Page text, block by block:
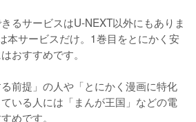
るサービスはU-NEXT以外にもありま
本サービスだけ。1巻目をとにかく安
おすすめです。
前提」の人や「とにかく漫画に特化
いる人には「まんが王国」などの電
めです。